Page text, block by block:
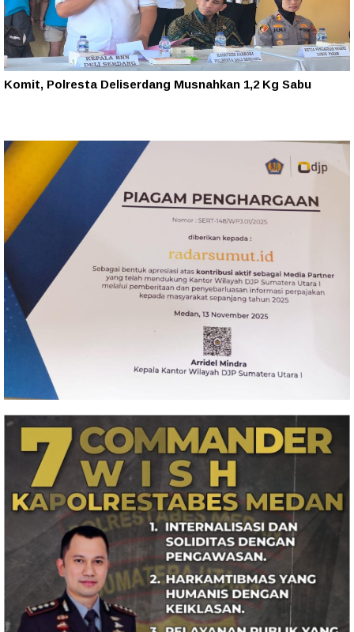
Komit, Polresta Deliserdang Musnahkan 1,2 Kg Sabu